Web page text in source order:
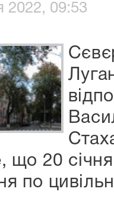
2022, 09:53
що 20
по